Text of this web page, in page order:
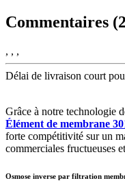
Commentaires
, , ,
Délai de livraison court
Grâce à notre technologie
Élément de membrane
forte compétitivité sur un
commerciales fructueuses
Osmose inverse par filtration